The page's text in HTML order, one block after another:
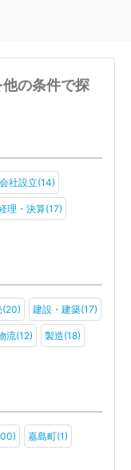
の条件で探
会社設立(14)
理・決算(17)
(20) 建設・建築(17)
流(12) 製造(18)
一般社団法人(9)
嘉島町(1)